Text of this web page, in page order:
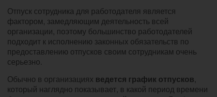
Отпуск сотрудника для работодателя является
фактором, замедляющим деятельность всей
организации, поэтому большинство работодателей
подходит к исполнению законных обязательств по
предоставлению отпусков своим сотрудникам очень
серьезно.
Обычно в организациях ведется график отпусков,
который наглядно показывает, в какой период времени